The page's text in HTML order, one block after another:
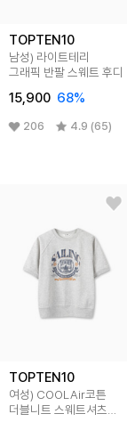
TOPTEN10
남성) 라이트테리
그래픽 반팔 스웨트 후디
15,900 68%
206 4.9 (65)
TOPTEN10
여성) COOLAir코튼
더블니트 스웨트셔츠